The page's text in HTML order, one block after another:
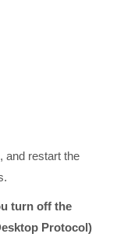
and restart the
turn off the
Protocol)